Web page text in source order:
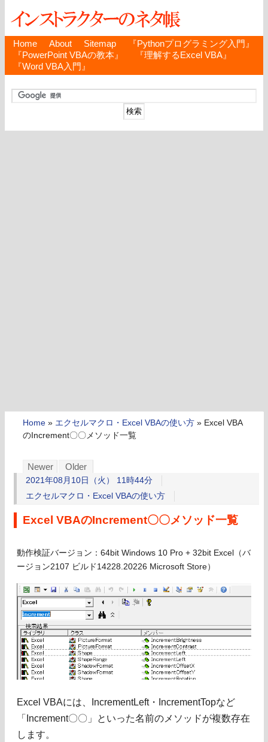
Home About Sitemap
『Pythonプログラミング入門』
『PowerPoint VBAの教本』
『理解するExcel VBA』
『Word VBA入門』
Home » エクセルマクロ・Excel VBAの使い方 » Excel VBA
のIncrement〇〇メソッド一覧
Newer Older
2021年08月10日（火） 11時44分
エクセルマクロ・Excel VBAの使い方
Excel VBAのIncrement〇〇メソッド一覧
動作検証バージョン：64bit Windows 10 Pro + 32bit Excel（バ
ージョン2107 ビルド14228.20226 Microsoft Store）
Excel VBAには、IncrementLeft・IncrementTopなど
「Increment〇〇」といった名前のメソッドが複数存在
します。